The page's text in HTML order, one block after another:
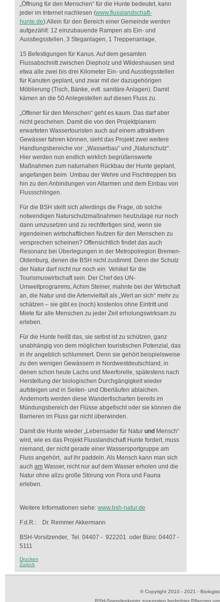
„Öffnung für den Menschen“ für die Hunte bedeutet, kann
jeder im Internet nachlesen (www.flusslandschaft-
hunte.de):Allein für den Bereich einer Gemeinde werden
aufgezählt: 12 einzubauende Rampen als Ein- und
Ausstiegsstellen, 3 Steganlagen, 1 Treppenanlage,
15 Befestigungen für Kanus. Auf dem gesamten
Flussabschnitt zwischen Diepholz und Wildeshausen sind
etwa alle zwei bis drei Kilometer Ein- und Ausstiegsstellen
für Kanuten geplant, und zwar mit der dazugehörigen
Möblierung (Tisch, Bänke, evtl. sanitäre Anlagen). Damit
kämen an die 50 Anlegestellen auf diesen Fluss zu.
„Offener für den Menschen“ geht es kaum. Das darf aber
nicht geschehen. Damit die von den Projektplanern
erwarteten Wassertouristen auch auf einem attraktiven
Gewässer fahren können, sieht das Projekt zwei weitere
Handlungsbereiche vor: „Wasserbau“ und „Naturschutz“.
Hier werden nun endlich wirklich begrüßenswerte
Maßnahmen zum naturnahen Rückbau der Hunte geplant,
angefangen beim Umbau der Wehre und Fischtreppen bis
hin zu den Anbindungen von Altarmen und dem Einbau von
Flussschlingen.
Für die BSH stellt sich allerdings die Frage, ob solche
notwendigen Naturschutzmaßnahmen heutzutage nur noch
dann umzusetzen und zu rechtfertigen sind, wenn sie
irgendeinen wirtschaftlichen Nutzen für den Menschen zu
versprechen scheinen? Offensichtlich findet das auch
Resonanz bei Überlegungen in der Metropolregion Bremen-
Oldenburg, denen die BSH nicht zustimmt. Denn der Schutz
der Natur darf nicht nur noch ein Vehikel für die
Tourismuswirtschaft sein. Der Chef des UN-
Umweltprogramms, Achim Steiner, mahnte bei der Wirtschaft
an, die Natur und die Artenvielfalt als „Wert an sich“ mehr zu
schätzen – sie gibt es (noch) kostenlos ohne Eintritt und
Miete für alle Menschen zu jeder Zeit erholungswirksam zu
erleben.
Für die Hunte heißt das, sie selbst ist zu schützen, ganz
unabhängig von dem möglichen touristischen Potenzial, das
in ihr angeblich schlummert. Denn sie gehört beispielsweise
zu den wenigen Gewässern in Nordwestdeutschland, in
denen schon heute Lachs und Meerforelle, spätestens nach
Herstellung der biologischen Durchgängigkeit wieder
aufsteigen und in Seiten- und Oberläufen ablaichen.
Andernorts werden diese Wanderfischarten bereits im
Mündungsbereich der Flüsse abgefischt oder sie können die
Barrieren im Fluss gar nicht überwinden.
Damit die Hunte wieder „Lebensader für Natur und Mensch“
wird, wie es das Projekt Flusslandschaft Hunte fordert, muss
niemand, der nicht gerade einer Wassersportgruppe am
Fluss angehört, auf ihr paddeln. Als Mensch kann man sich
auch am Wasser, nicht nur auf dem Wasser erholen und die
Natur ohne allzu große Störung von Flora und Fauna
erleben.
Weitere Informationen siehe: www.bsh-natur.de
F.d.R.: Dr. Remmer Akkermann
BSH-Vorsitzender, Tel. 04407 - 922201 oder Büro: 04407 -
5111
Drucken
Zurück
© Copyright 2010 - 2021 -
BSH-Spendenkonto zugunsten bedrohter Pflanzen